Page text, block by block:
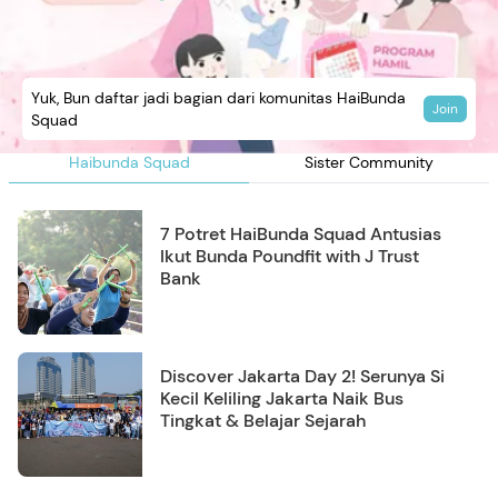
Haibunda Squad Sister Community
Yuk, Bun daftar jadi bagian dari komunitas HaiBunda
Squad
Join
7 Potret HaiBunda Squad Antusias
Ikut Bunda Poundfit with J Trust
Bank
Discover Jakarta Day 2! Serunya Si
Kecil Keliling Jakarta Naik Bus
Tingkat & Belajar Sejarah